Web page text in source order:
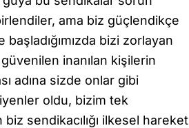
ama biz güçlendikçe
başladığımızda bizi zorlayan
inanılan kişilerin
adına sizde onlar gibi
oldu, bizim tek
biz sendikacılığı ilkesel hareket